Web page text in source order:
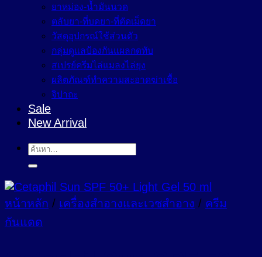
ยาหม่อง-น้ำมันนวด
ตลับยา-ที่บดยา-ที่ตัดเม็ดยา
วัสดุอุปกรณ์ใช้ส่วนตัว
กลุ่มดูแลป้องกันแผลกดทับ
สเปรย์ครีมไล่แมลงไล่ยุง
ผลิตภัณฑ์ทำความสะอาดฆ่าเชื้อ
จิปาถะ
Sale
New Arrival
ค้นหา:
หน้าหลัก / เครื่องสำอางและเวชสำอาง / ครีม
กันแดด